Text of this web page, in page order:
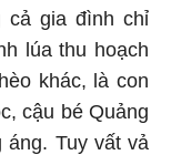
cả gia đình chỉ
lúa thu hoạch
khác, là con
cậu bé Quảng
áng. Tuy vất vả